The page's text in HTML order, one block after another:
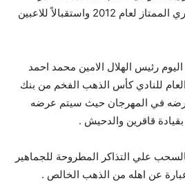
للفيفا بالاضافة لكأس الدوري الممتاز لعام 2012 واستقبالاً للاعبين
رئيس الهلال الامين محمد احمد
العام للنادي كأس الذهب الفخم من بنك
في المهرجان حيث سيتم عرضه
قاقرين والدحيش .
علي التذاكر المطروحة للجماهير
عن اهله من الذهب الخالص .